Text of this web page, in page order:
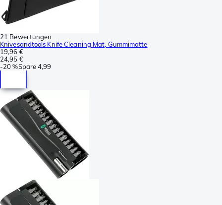
21 Bewertungen
Knivesandtools Knife Cleaning Mat, Gummimatte
19,96 €
24,95 €
-20 %Spare4,99